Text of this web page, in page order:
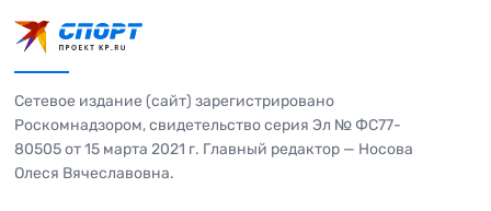
Сетевое издание (сайт) зарегистрировано
Роскомнадзором, свидетельство серия Эл № ФС77-
80505 от 15 марта 2021 г. Главный редактор — Носова
Олеся Вячеславовна.